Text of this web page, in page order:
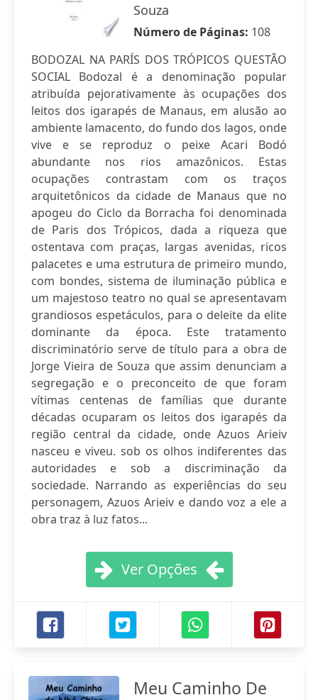
Souza
Número de Páginas: 108
BODOZAL NA PARÍS DOS TRÓPICOS QUESTÃO
SOCIAL Bodozal é a denominação popular
atribuída pejorativamente às ocupações dos
leitos dos igarapés de Manaus, em alusão ao
ambiente lamacento, do fundo dos lagos, onde
vive e se reproduz o peixe Acari Bodó
abundante nos rios amazônicos. Estas
ocupações contrastam com os traços
arquitetônicos da cidade de Manaus que no
apogeu do Ciclo da Borracha foi denominada
de Paris dos Trópicos, dada a riqueza que
ostentava com praças, largas avenidas, ricos
palacetes e uma estrutura de primeiro mundo,
com bondes, sistema de iluminação pública e
um majestoso teatro no qual se apresentavam
grandiosos espetáculos, para o deleite da elite
dominante da época. Este tratamento
discriminatório serve de título para a obra de
Jorge Vieira de Souza que assim denunciam a
segregação e o preconceito de que foram
vítimas centenas de famílias que durante
décadas ocuparam os leitos dos igarapés da
região central da cidade, onde Azuos Arieiv
nasceu e viveu. sob os olhos indiferentes das
autoridades e sob a discriminação da
sociedade. Narrando as experiências do seu
personagem, Azuos Arieiv e dando voz a ele a
obra traz à luz fatos...
Ver Opções
Meu Caminho De